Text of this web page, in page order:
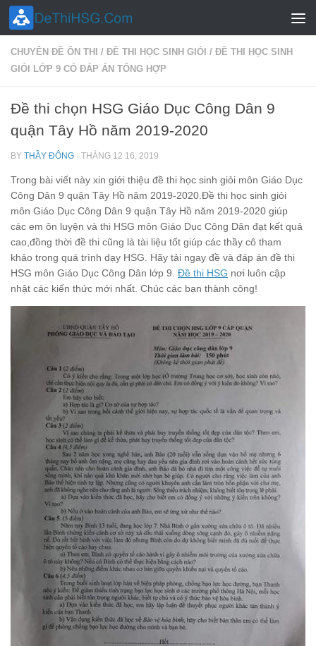
Skip to content
CHUYÊN ĐỀ ÔN THI / ĐỀ THI HỌC SINH GIỎI / ĐỀ THI HỌC SINH
GIỎI LỚP 9 CÓ ĐÁP ÁN TỔNG HỢP
Đề thi chọn HSG Giáo Dục Công Dân 9
quận Tây Hồ năm 2019-2020
BY THẦY ĐÔNG · THÁNG 12 16, 2019
Trong bài viết này xin giới thiệu đề thi học sinh giỏi môn Giáo Dục
Công Dân 9 quận Tây Hồ năm 2019-2020.Đề thi học sinh giỏi
môn Giáo Dục Công Dân 9 quận Tây Hồ năm 2019-2020 giúp
các em ôn luyện và thi HSG môn Giáo Dục Công Dân đạt kết quả
cao,đồng thời đề thi cũng là tài liệu tốt giúp các thầy cô tham
khảo trong quá trình dạy HSG. Hãy tải ngay đề và đáp án đề thi
HSG môn Giáo Dục Công Dân lớp 9. Đề thi HSG nơi luôn cập
nhật các kiến thức mới nhất. Chúc các bạn thành công!